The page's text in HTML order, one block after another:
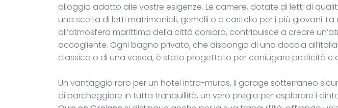
alloggio adatto alle vostre esigenze. Le camere, dotate di letti di
una scelta di letti matrimoniali, gemelli o a castello per i più giovani.
all’atmosfera marittima della città corsara, contribuisce a creare
accogliente. Ogni bagno privato, che disponga di una doccia
classica o di una vasca, è stato progettato per coniugare praticità e
Un vantaggio raro per un hotel intra-muros, il garage sotterraneo
di parcheggiare in tutta tranquillità, un vero pregio per esplorare i